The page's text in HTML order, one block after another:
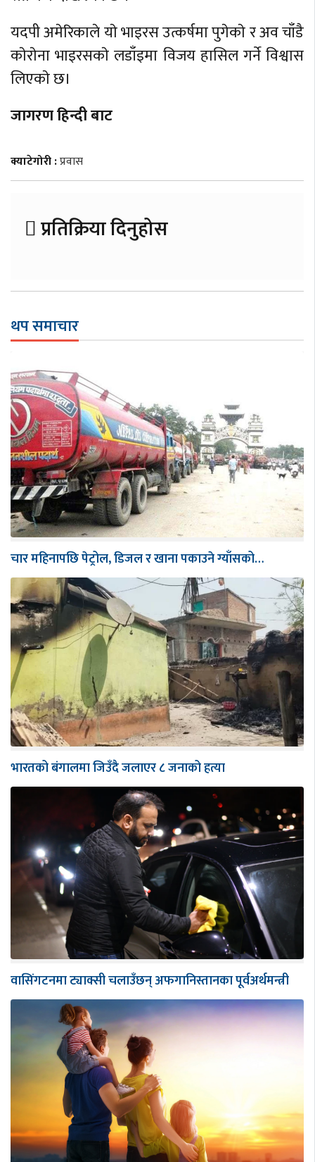
यदपी अमेरिकाले याे भाइरस उत्कर्षमा पुगेकाे र अव चाँडै
काेराेना भाइरसकाे लडाँइमा विजय हासिल गर्ने विश्वास
लिएकाे छ।
जागरण हिन्दी बाट
क्याटेगोरी :प्रवास
प्रतिक्रिया दिनुहोस
थप समाचार
चार महिनापछि पेट्रोल, डिजल र खाना पकाउने ग्याँसको…
भारतको बंगालमा जिउँदै जलाएर ८ जनाको हत्या
वासिंगटनमा ट्याक्सी चलाउँछन् अफगानिस्तानका पूर्वअर्थमन्त्री